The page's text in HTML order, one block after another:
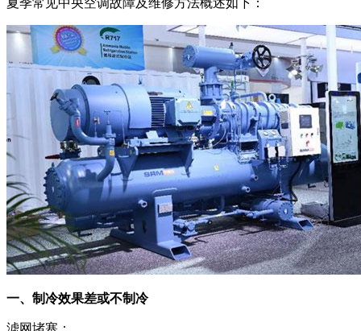
一、制冷效果差或不制冷
滤网堵塞：